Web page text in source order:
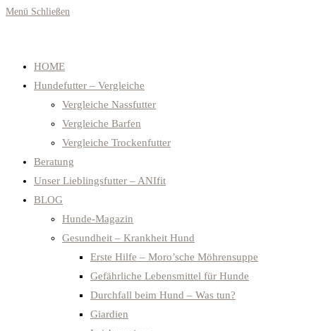
panel.
Menü Schließen
HOME
Hundefutter – Vergleiche
Vergleiche Nassfutter
Vergleiche Barfen
Vergleiche Trockenfutter
Beratung
Unser Lieblingsfutter – ANIfit
BLOG
Hunde-Magazin
Gesundheit – Krankheit Hund
Erste Hilfe – Moro’sche Möhrensuppe
Gefährliche Lebensmittel für Hunde
Durchfall beim Hund – Was tun?
Giardien